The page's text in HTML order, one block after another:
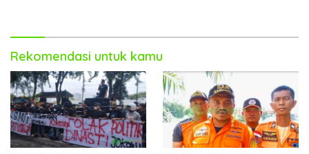
Rekomendasi untuk kamu